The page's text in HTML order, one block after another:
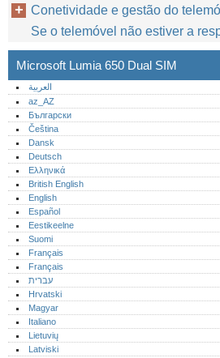
Conetividade e gestão do
Se o telemóvel não estiver a
Microsoft Lumia 650 Dual SIM
العربية
az_AZ
Български
Čeština
Dansk
Deutsch
Ελληνικά
British English
English
Español
Eestikeelne
Suomi
Français
Français
עברית
Hrvatski
Magyar
Italiano
Lietuvių
Latviski